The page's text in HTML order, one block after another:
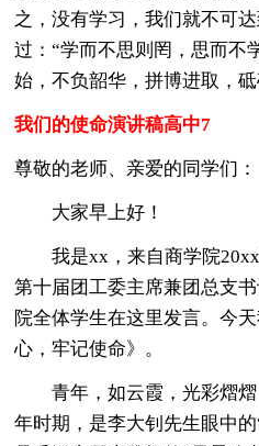
之，没有学习，我们就不可
过：“学而不思则罔，思而不
始，不负韶华，拼博进取，砥
我们的使命演讲稿高中7
尊敬的老师、亲爱的同学们：
大家早上好！
我是xx，来自商学院20xx
第十届团工委主席兼团总支
院全体学生在这里发言。今
心，牢记使命》。
青年，如云霞，光彩熠熠
年时期，是李大钊先生眼中